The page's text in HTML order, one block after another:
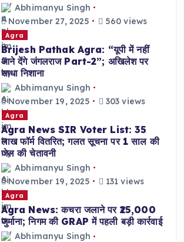
Abhimanyu Singh
November 27, 2025
560 views
Agra
Brijesh Pathak Agra: “यूपी में नहीं
आने देंगे जंगलराज Part-2”; अखिलेश पर
साधा निशाना
Abhimanyu Singh
November 19, 2025
303 views
Agra
Agra News SIR Voter List: 35
लाख फॉर्म वितरित; गलत सूचना पर 1 साल की
जेल की चेतावनी
Abhimanyu Singh
November 19, 2025
131 views
Agra
Agra News: कचरा जलाने पर ₹25,000
जुर्माना; निगम की GRAP में पहली बड़ी कार्रवाई
Abhimanyu Singh